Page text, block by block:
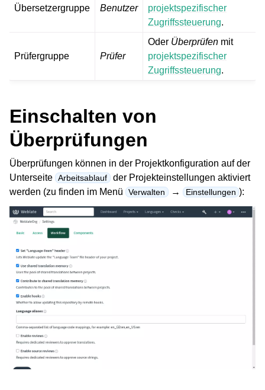
Übersetzergruppe Benutzer
projektspezifischer
Zugriffssteuerung.
Prüfergruppe Prüfer
Oder Überprüfen mit
projektspezifischer
Zugriffssteuerung.
Einschalten von
Überprüfungen
Überprüfungen können in der Projektkonfiguration auf der
Unterseite Arbeitsablauf der Projekteinstellungen aktiviert
werden (zu finden im Menü
Verwalten → Einstellungen ):